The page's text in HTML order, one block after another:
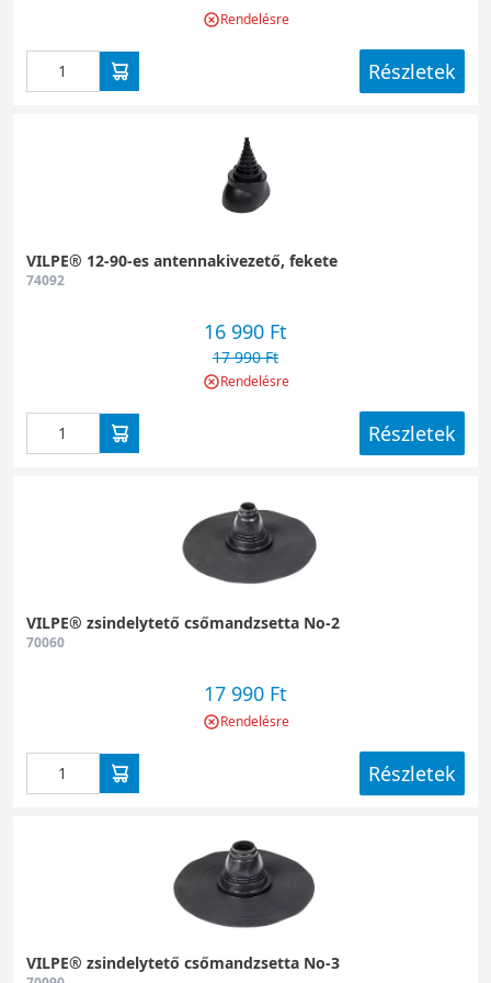
vásárláshoz kapcsolattartói adatokat kell
megadni, és előre utalással vagy utánvéttel
fizethetünk. Ha telefonon adjuk le
megrendelésünket, utánvéttel a
Ha megtalálta, amit keres, ne habozzon,
rendeljen most, és vegye birtokba minél
hamarabb a kiválasztott antenna- és
Rendelésre
Részletek
VILPE® 12-90-es antennakivezető, fekete
74092
16 990 Ft
17 990 Ft
Rendelésre
Részletek
VILPE® zsindelytető csőmandzsetta No-2
70060
17 990 Ft
Rendelésre
Részletek
VILPE® zsindelytető csőmandzsetta No-3